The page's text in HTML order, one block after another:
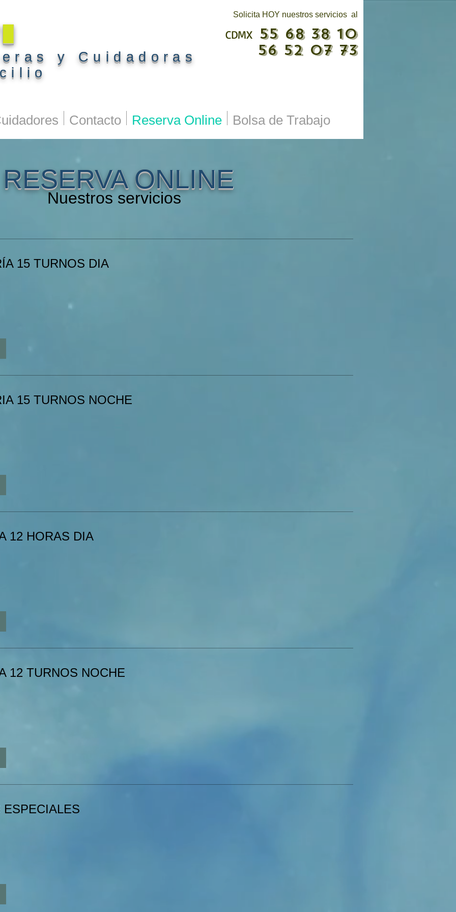
Solicita HOY nuestros servicios al
CDMX 55 68 38 10
56 52 07 73
y Cuidadoras
Contacto Reserva Online Bolsa de Trabajo
Nuestros servicios
15 TURNOS DIA
15 TURNOS NOCHE
12 HORAS DIA
12 TURNOS NOCHE
RESERVA ONLINE